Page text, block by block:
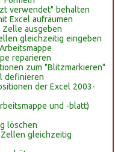
verwendet" behalten
Excel aufräumen
Zelle ausgeben
gleichzeitig eingeben
reparieren
zum "Blitzmarkieren"
definieren
der Excel 2003-
und -blatt)
löschen
gleichzeitig